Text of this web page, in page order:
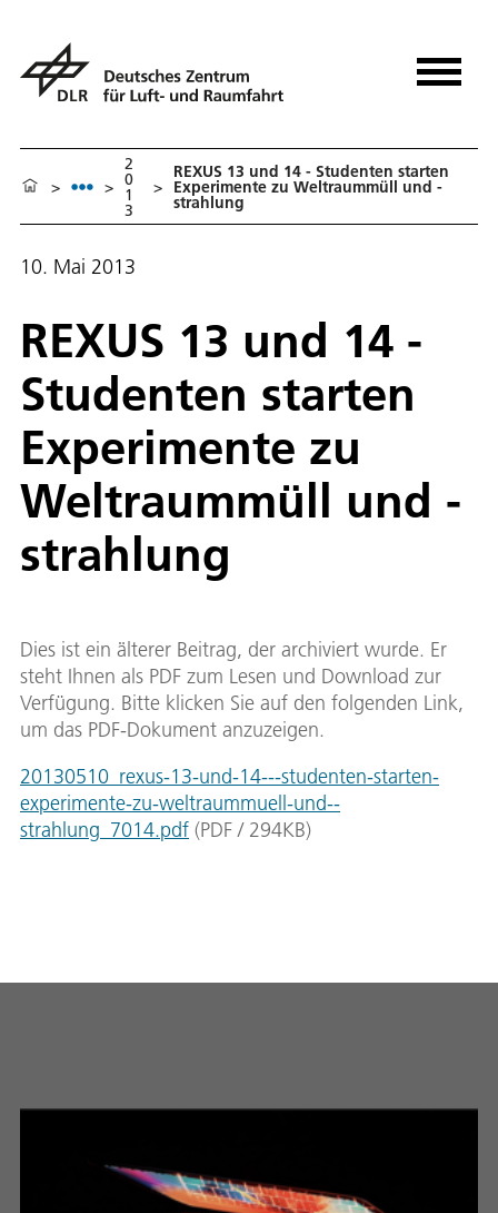
> >
2
0
1
3
>
REXUS 13 und 14 - Studenten starten
Experimente zu Weltraummüll und -
strahlung
10. Mai 2013
REXUS 13 und 14 -
Studenten starten
Experimente zu
Weltraummüll und -
strahlung
Dies ist ein älterer Beitrag, der archiviert wurde. Er
steht Ihnen als PDF zum Lesen und Download zur
Verfügung. Bitte klicken Sie auf den folgenden Link,
um das PDF-Dokument anzuzeigen.
20130510_rexus-13-und-14---studenten-starten-
experimente-zu-weltraummuell-und--
strahlung_7014.pdf (PDF / 294KB)